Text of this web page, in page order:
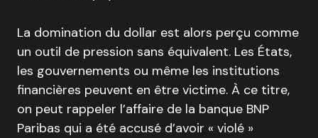
La domination du dollar est alors perçu comme
un outil de pression sans équivalent. Les États,
les gouvernements ou même les institutions
financières peuvent en être victime. À ce titre,
on peut rappeler l’affaire de la banque BNP
Paribas qui a été accusé d’avoir « violé »